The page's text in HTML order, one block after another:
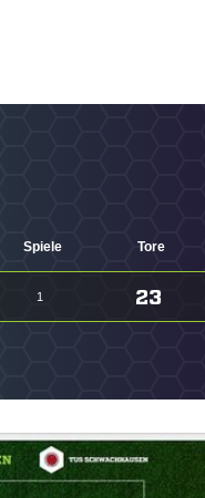
Spiele Tore
1 23